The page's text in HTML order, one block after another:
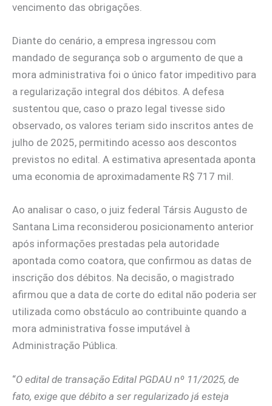
vencimento das obrigações.
Diante do cenário, a empresa ingressou com
mandado de segurança sob o argumento de que a
mora administrativa foi o único fator impeditivo para
a regularização integral dos débitos. A defesa
sustentou que, caso o prazo legal tivesse sido
observado, os valores teriam sido inscritos antes de
julho de 2025, permitindo acesso aos descontos
previstos no edital. A estimativa apresentada aponta
uma economia de aproximadamente R$ 717 mil.
Ao analisar o caso, o juiz federal Társis Augusto de
Santana Lima reconsiderou posicionamento anterior
após informações prestadas pela autoridade
apontada como coatora, que confirmou as datas de
inscrição dos débitos. Na decisão, o magistrado
afirmou que a data de corte do edital não poderia ser
utilizada como obstáculo ao contribuinte quando a
mora administrativa fosse imputável à
Administração Pública.
“O edital de transação Edital PGDAU nº 11/2025, de
fato, exige que débito a ser regularizado já esteja